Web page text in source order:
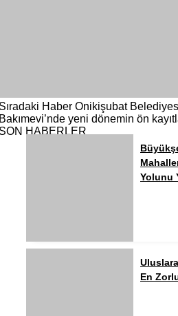
Haber Onikişubat
yeni dönemin ön
HABERLER
Yolunu
En